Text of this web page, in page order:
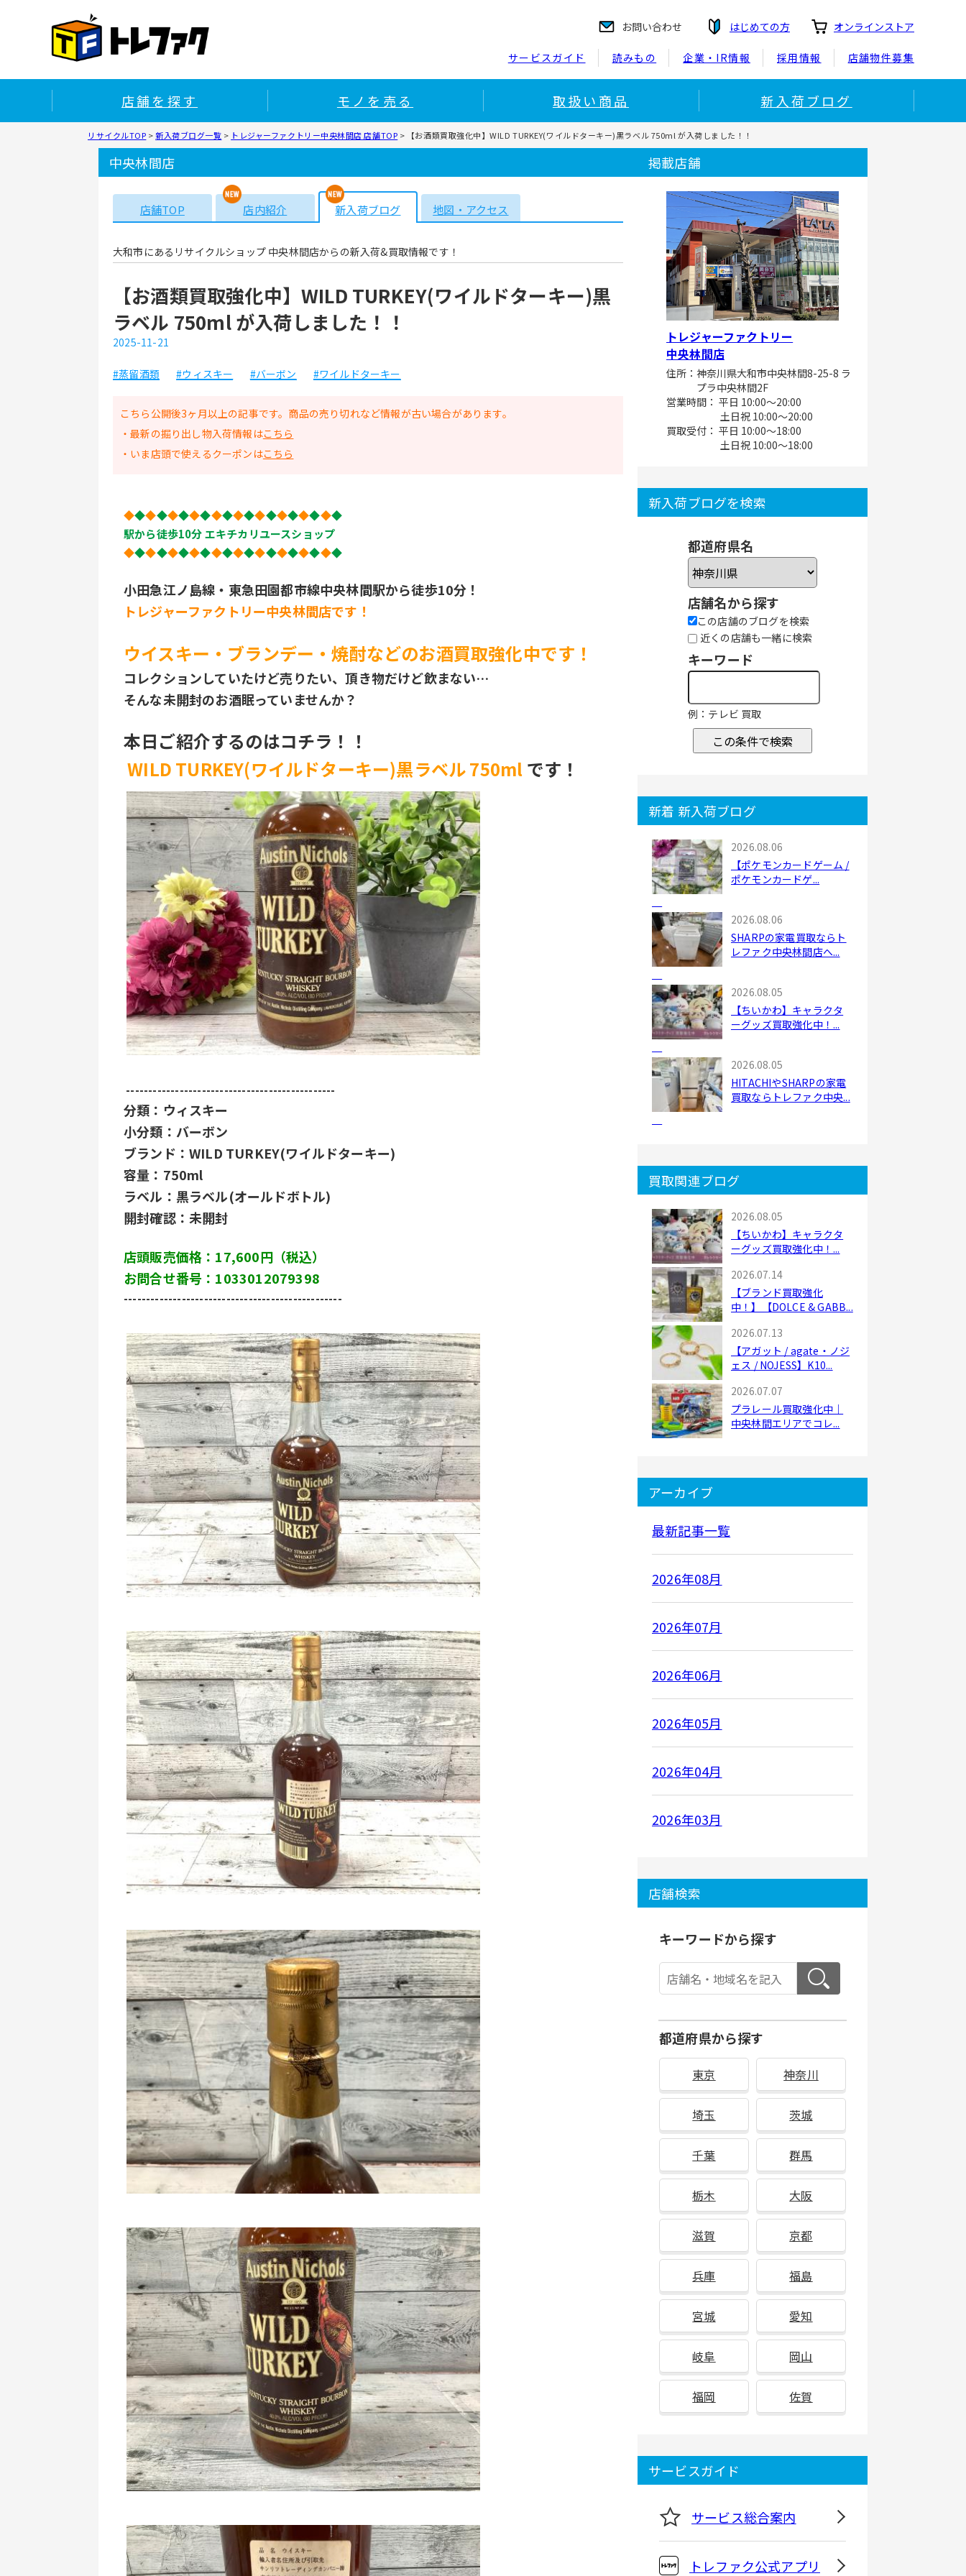
お問い合わせ はじめての方 オンラインストア
サービスガイド 読みもの 企業・IR情報 採用情報 店舗物件募集
店舗を探す モノを売る 取扱い商品 新入荷ブログ
リサイクルTOP >新入荷ブログ一覧 > トレジャーファクトリー中央林間店 店舗TOP > 【お酒類買取強化中】WILD TURKEY(ワイルドターキー)黒ラベル 750ml が入荷しました！！
中央林間店
店舗TOP 店内紹介 新入荷ブログ 地図・アクセス
大和市にあるリサイクルショップ 中央林間店からの新入荷&買取情報です！
【お酒類買取強化中】WILD TURKEY(ワイルドターキー)黒
ラベル 750ml が入荷しました！！
2025-11-21
#蒸留酒類 #ウィスキー #バーボン #ワイルドターキー
こちら公開後3ヶ月以上の記事です。商品の売り切れなど情報が古い場合があります。
・最新の掘り出し物入荷情報はこちら
・いま店頭で使えるクーポンはこちら
◆◆◆◆◆◆◆◆◆◆◆◆◆◆◆◆◆◆◆◆
駅から徒歩10分 エキチカリユースショップ
◆◆◆◆◆◆◆◆◆◆◆◆◆◆◆◆◆◆◆◆
小田急江ノ島線・東急田園都市線中央林間駅から徒歩10分！
トレジャーファクトリー中央林間店です！
ウイスキー・ブランデー・焼酎などのお酒買取強化中です！
コレクションしていたけど売りたい、頂き物だけど飲まない…
そんな未開封のお酒眠っていませんか？
本日ご紹介するのはコチラ！！
WILD TURKEY(ワイルドターキー)黒ラベル 750ml です！
-----------------------------------------------﻿
分類：ウィスキー
小分類：バーボン
ブランド：WILD TURKEY(ワイルドターキー)
容量：750ml
ラベル：黒ラベル(オールドボトル)
開封確認：未開封
店頭販売価格：17,600円（税込）
お問合せ番号：1033012079398
-------------------------------------------------
掲載店舗
トレジャーファクトリー
中央林間店
住所：神奈川県大和市中央林間8-25-8 ラ
プラ中央林間2F
営業時間： 平日 10:00～20:00
土日祝 10:00～20:00
買取受付： 平日 10:00～18:00
土日祝 10:00～18:00
新入荷ブログを検索
都道府県名
店舗名から探す
この店舗のブログを検索
近くの店舗も一緒に検索
キーワード
例：テレビ 買取
この条件で検索
新着 新入荷ブログ
2026.08.06
【ポケモンカードゲーム /
ポケモンカードゲ...
2026.08.06
SHARPの家電買取ならト
レファク中央林間店へ...
2026.08.05
【ちいかわ】キャラクタ
ーグッズ買取強化中！...
2026.08.05
HITACHIやSHARPの家電
買取ならトレファク中央...
買取関連ブログ
2026.08.05
【ちいかわ】キャラクタ
ーグッズ買取強化中！...
2026.07.14
【ブランド買取強化
中！】【DOLCE & GABB...
2026.07.13
【アガット / agate・ノジ
ェス / NOJESS】K10...
2026.07.07
プラレール買取強化中｜
中央林間エリアでコレ...
アーカイブ
最新記事一覧
2026年08月
2026年07月
2026年06月
2026年05月
2026年04月
2026年03月
店舗検索
キーワードから探す
都道府県から探す
東京 神奈川
埼玉 茨城
千葉 群馬
栃木 大阪
滋賀 京都
兵庫 福島
宮城 愛知
岐阜 岡山
福岡 佐賀
サービスガイド
サービス総合案内
トレファク公式アプリ